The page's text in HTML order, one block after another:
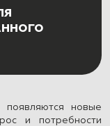
появляются новые
и потребности